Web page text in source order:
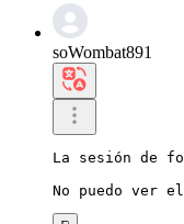
soWombat891
La sesión de
No puedo ver